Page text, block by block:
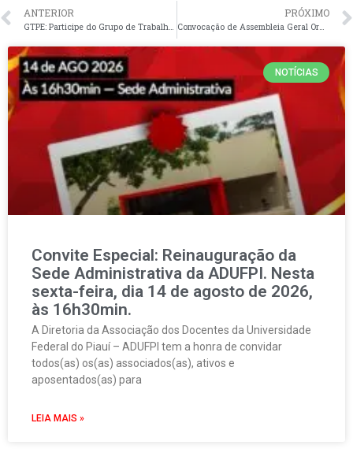
ANTERIOR
GTPE: Participe do Grupo de Trabalho de Política Educacional (GTPE). Inscrições até o dia 4 de novembro de 2024.
PRÓXIMO
Convocação de Assembleia Geral Ordinária da ADUFPI,nesta terça-feira, dia 5 de novembro de 2024.
NOTÍCIAS
Convite Especial: Reinauguração da
Sede Administrativa da ADUFPI. Nesta
sexta-feira, dia 14 de agosto de 2026,
às 16h30min.
A Diretoria da Associação dos Docentes da Universidade
Federal do Piauí – ADUFPI tem a honra de convidar
todos(as) os(as) associados(as), ativos e
aposentados(as) para
LEIA MAIS »